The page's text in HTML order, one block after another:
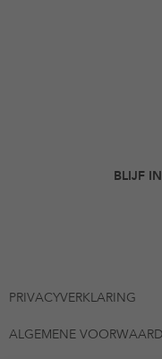
BLIJF
PRIVACYVERKLARING
ALGEMENE